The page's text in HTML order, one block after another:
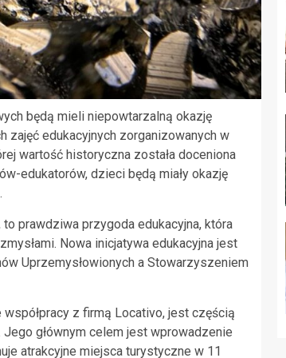
będą mieli niepowtarzalną okazję
zajęć edukacyjnych zorganizowanych w
wartość historyczna została doceniona
edukatorów, dzieci będą miały okazję
prawdziwa przygoda edukacyjna, która
Nowa inicjatywa edukacyjna jest
Uprzemysłowionych a Stowarzyszeniem
z firmą Locativo, jest częścią
głównym celem jest wprowadzenie
atrakcyjne miejsca turystyczne w 11